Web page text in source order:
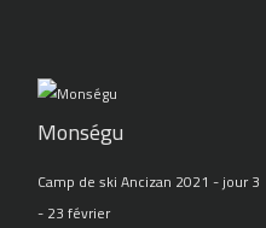
Monségu
Camp de ski Ancizan 2021 - jour 3
- 23 février